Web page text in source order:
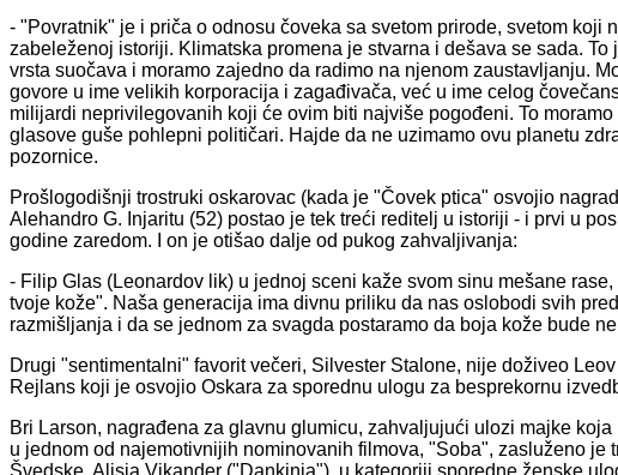
- "Povratnik" je i priča o odnosu čoveka sa svetom prirode, svetom koji
zabeleženoj istoriji. Klimatska promena je stvarna i dešava se sada.
vrsta suočava i moramo zajedno da radimo na njenom zaustavljanju.
govore u ime velikih korporacija i zagađivača, već u ime celog
milijardi neprivilegovanih koji će ovim biti najviše pogođeni. To
glasove guše pohlepni političari. Hajde da ne uzimamo ovu planetu
pozornice.
Prošlogodišnji trostruki oskarovac (kada je "Čovek ptica" osvojio
Alehandro G. Injaritu (52) postao je tek treći reditelj u istoriji - i prvi u
godine zaredom. I on je otišao dalje od pukog zahvaljivanja:
- Filip Glas (Leonardov lik) u jednoj sceni kaže svom sinu mešane
tvoje kože". Naša generacija ima divnu priliku da nas oslobodi svih
razmišljanja i da se jednom za svagda postaramo da boja kože bude
Drugi "sentimentalni" favorit večeri, Silvester Stalone, nije doživeo
Rejlans koji je osvojio Oskara za sporednu ulogu za besprekornu
Bri Larson, nagrađena za glavnu glumicu, zahvaljujući ulozi majke
u jednom od najemotivnijih nominovanih filmova, "Soba", zasluženo je
Švedske, Alisja Vikander ("Dankinja"), u kategoriji sporedne ženske